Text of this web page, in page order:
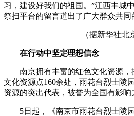
习，建设好我们的祖国。”江西丰城
祭扫平台的留言道出了广大群众共同
（据新华社北京
在行动中坚定理想信念
南京拥有丰富的红色文化资源，
文化资源点160余处，雨花台烈士陵
资源的突出代表，被誉为全国有影响
5日起，《南京市雨花台烈士陵园